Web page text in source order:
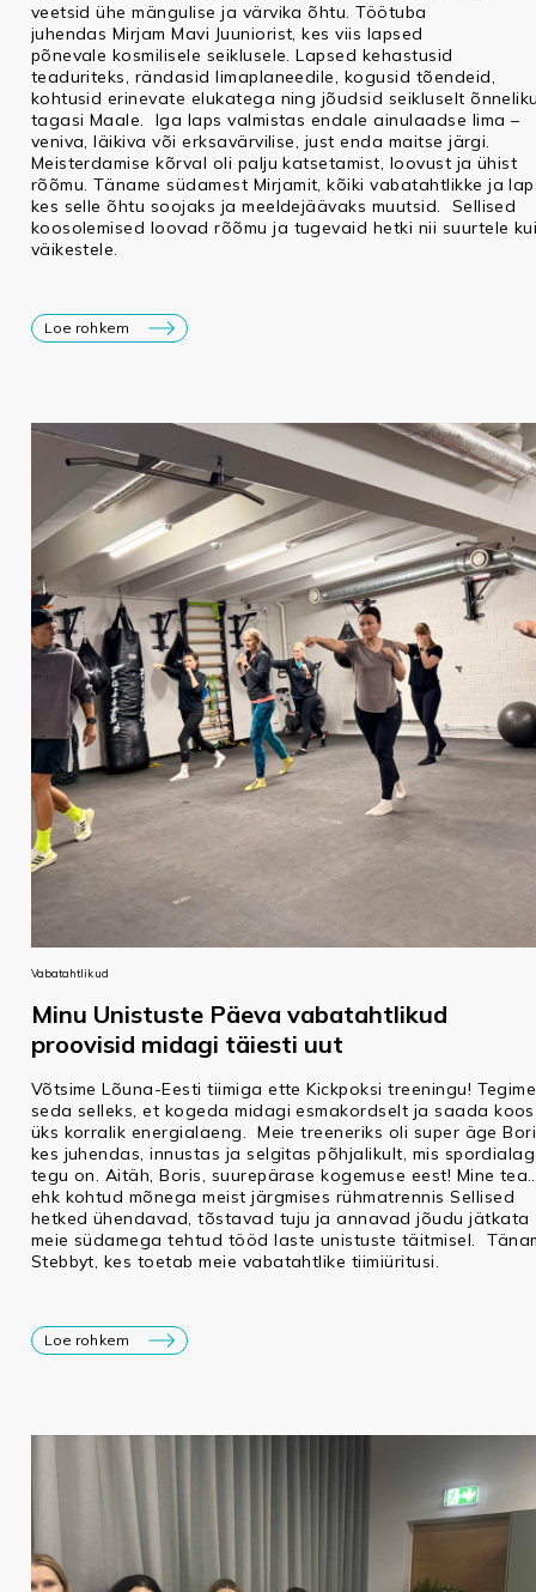
veetsid ühe mängulise ja värvika õhtu. Töötuba
juhendas Mirjam Mavi Juuniorist, kes viis lapsed
põnevale kosmilisele seiklusele. Lapsed kehastusid
teaduriteks, rändasid limaplaneedile, kogusid tõendeid,
kohtusid erinevate elukatega ning jõudsid seikluselt
tagasi Maale. Iga laps valmistas endale ainulaadse lima –
veniva, läikiva või erksavärvilise, just enda maitse järgi.
Meisterdamise kõrval oli palju katsetamist, loovust ja ühist
rõõmu. Täname südamest Mirjamit, kõiki vabatahtlikke ja
kes selle õhtu soojaks ja meeldejäävaks muutsid. Sellised
koosolemised loovad rõõmu ja tugevaid hetki nii suurtele
väikestele.
Loe rohkem
Vabatahtlikud
Minu Unistuste Päeva vabatahtlikud
proovisid midagi täiesti uut
Võtsime Lõuna-Eesti tiimiga ette Kickpoksi treeningu! Tegime
seda selleks, et kogeda midagi esmakordselt ja saada koos
üks korralik energialaeng. Meie treeneriks oli super äge
kes juhendas, innustas ja selgitas põhjalikult, mis
tegu on. Aitäh, Boris, suurepärase kogemuse eest! Mine
ehk kohtud mõnega meist järgmises rühmatrennis Sellised
hetked ühendavad, tõstavad tuju ja annavad jõudu jätkata
meie südamega tehtud tööd laste unistuste täitmisel.
Stebbyt, kes toetab meie vabatahtlike tiimiüritusi.
Loe rohkem